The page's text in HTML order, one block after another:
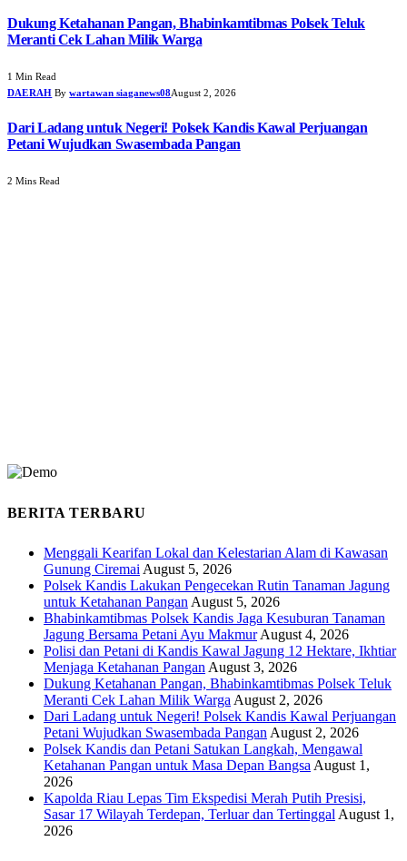
Dukung Ketahanan Pangan, Bhabinkamtibmas Polsek Teluk
Meranti Cek Lahan Milik Warga
1 Min Read
DAERAH By wartawan siaganews08August 2, 2026
Dari Ladang untuk Negeri! Polsek Kandis Kawal Perjuangan
Petani Wujudkan Swasembada Pangan
2 Mins Read
BERITA TERBARU
Menggali Kearifan Lokal dan Kelestarian Alam di Kawasan
Gunung Ciremai August 5, 2026
Polsek Kandis Lakukan Pengecekan Rutin Tanaman Jagung
untuk Ketahanan Pangan August 5, 2026
Bhabinkamtibmas Polsek Kandis Jaga Kesuburan Tanaman
Jagung Bersama Petani Ayu Makmur August 4, 2026
Polisi dan Petani di Kandis Kawal Jagung 12 Hektare, Ikhtiar
Menjaga Ketahanan Pangan August 3, 2026
Dukung Ketahanan Pangan, Bhabinkamtibmas Polsek Teluk
Meranti Cek Lahan Milik Warga August 2, 2026
Dari Ladang untuk Negeri! Polsek Kandis Kawal Perjuangan
Petani Wujudkan Swasembada Pangan August 2, 2026
Polsek Kandis dan Petani Satukan Langkah, Mengawal
Ketahanan Pangan untuk Masa Depan Bangsa August 1,
2026
Kapolda Riau Lepas Tim Ekspedisi Merah Putih Presisi,
Sasar 17 Wilayah Terdepan, Terluar dan Tertinggal August 1,
2026